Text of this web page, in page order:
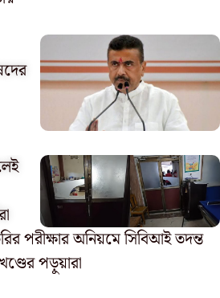
পরীক্ষার অনিয়মে সিবিআই তদন্ত
পড়ুয়ারা